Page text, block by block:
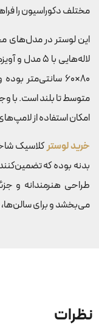
مختلف دکوراسیون را
این لوستر در مدل‌های
امکان استفاده از
خرید لوستر
بدنه بوده که
طراحی هنرمندانه و
می‌بخشد و برای
نظرات